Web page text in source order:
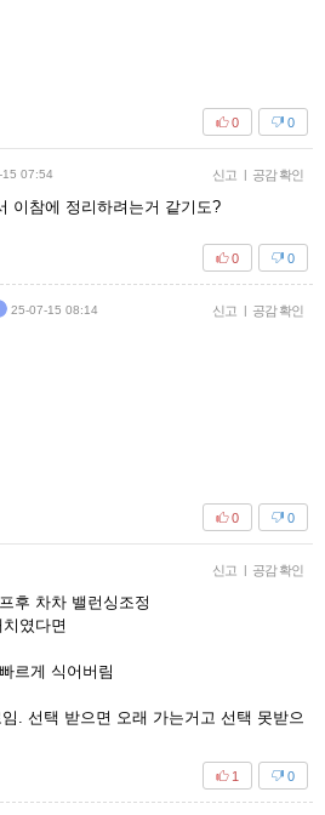
0
0
15 07:54 신고 공감 확인
이참에 정리하려는거 같기도?
0
0
25-07-15 08:14 신고 공감 확인
0
0
신고 공감 확인
후 차차 밸런싱조정
였다면
르게 식어버림
. 선택 받으면 오래 가는거고 선택 못받으
0
1